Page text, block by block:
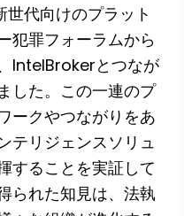
代向けのプラット
犯罪フォーラムから
IntelBrokerとつなが
した。この一連のプ
ークやつながりをあ
テリジェンスソリュ
することを実証して
られた知見は、法執